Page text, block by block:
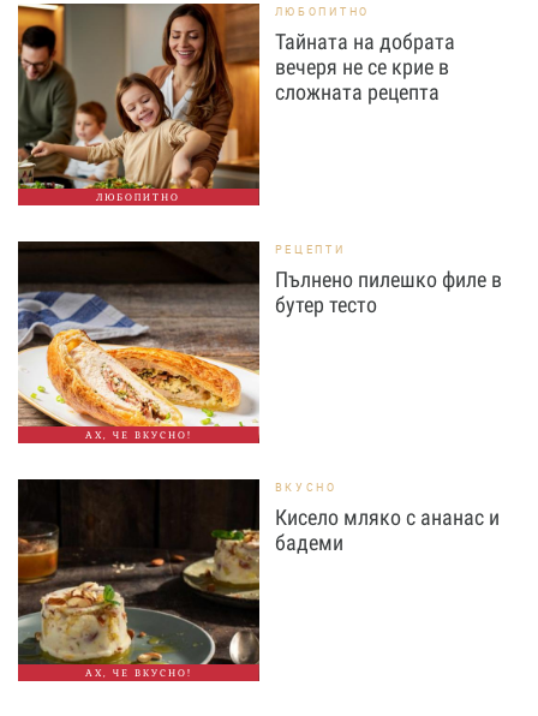
ЛЮБОПИТНО
ЛЮБОПИТНО
Тайната на добрата
вечеря не се крие в
сложната рецепта
АХ, ЧЕ ВКУСНО!
РЕЦЕПТИ
Пълнено пилешко филе в
бутер тесто
АХ, ЧЕ ВКУСНО!
ВКУСНО
Кисело мляко с ананас и
бадеми